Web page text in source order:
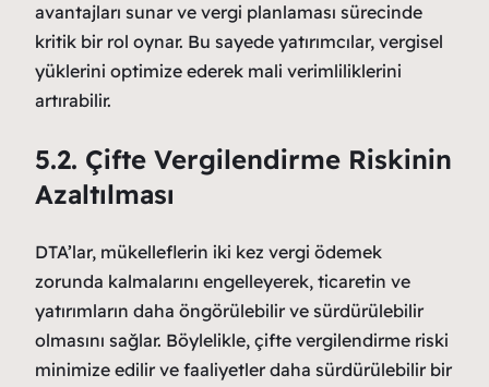
avantajları sunar ve vergi planlaması sürecinde
kritik bir rol oynar. Bu sayede yatırımcılar, vergisel
yüklerini optimize ederek mali verimliliklerini
artırabilir.
5.2. Çifte Vergilendirme Riskinin
Azaltılması
DTA’lar, mükelleflerin iki kez vergi ödemek
zorunda kalmalarını engelleyerek, ticaretin ve
yatırımların daha öngörülebilir ve sürdürülebilir
olmasını sağlar. Böylelikle, çifte vergilendirme riski
minimize edilir ve faaliyetler daha sürdürülebilir bir